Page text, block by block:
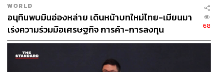
WORLD
อนุทินพบมินอ่องหล่าย เดินหน้าบทใหม่ไทย-เมียนมา
เร่งความร่วมมือเศรษฐกิจ การค้า-การลงทุน
68